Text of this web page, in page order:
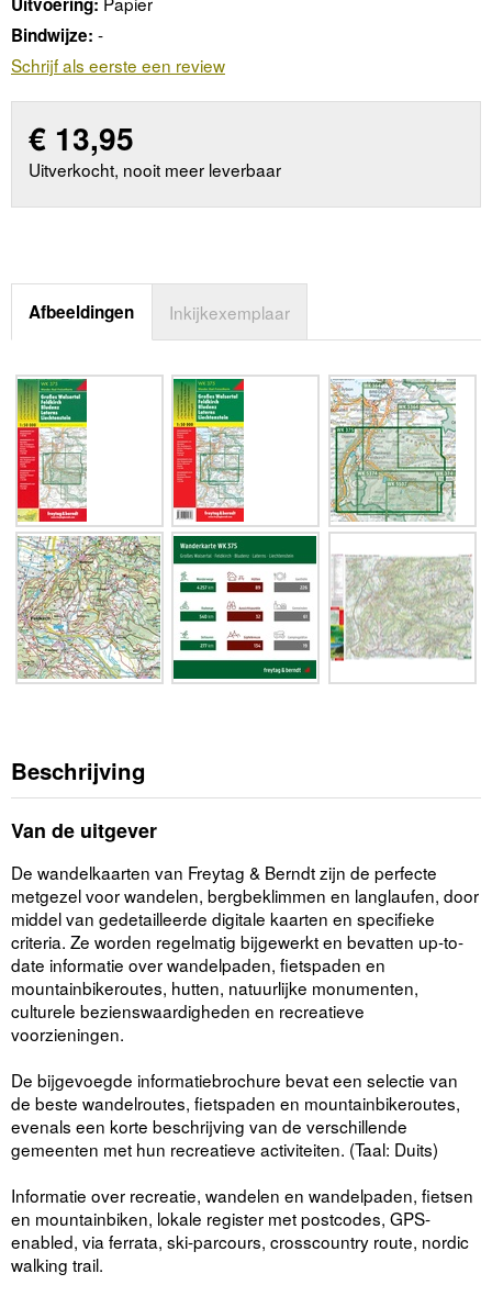
Bindwijze: -
Schrijf als eerste een review
€ 13,95
Uitverkocht, nooit meer leverbaar
Afbeeldingen Inkijkexemplaar
Beschrijving
Van de uitgever
De wandelkaarten van Freytag & Berndt zijn de perfecte
metgezel voor wandelen, bergbeklimmen en langlaufen, door
middel van gedetailleerde digitale kaarten en specifieke
criteria. Ze worden regelmatig bijgewerkt en bevatten up-to-
date informatie over wandelpaden, fietspaden en
mountainbikeroutes, hutten, natuurlijke monumenten,
culturele bezienswaardigheden en recreatieve
voorzieningen.
De bijgevoegde informatiebrochure bevat een selectie van
de beste wandelroutes, fietspaden en mountainbikeroutes,
evenals een korte beschrijving van de verschillende
gemeenten met hun recreatieve activiteiten. (Taal: Duits)
Informatie over recreatie, wandelen en wandelpaden, fietsen
en mountainbiken, lokale register met postcodes, GPS-
enabled, via ferrata, ski-parcours, crosscountry route, nordic
walking trail.